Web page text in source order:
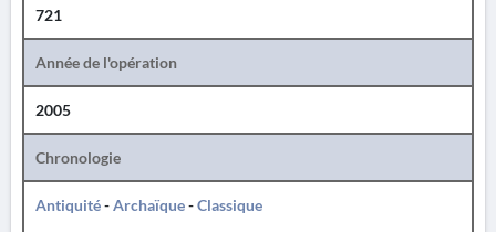
721
Année de l'opération
2005
Chronologie
Antiquité-Archaïque-Classique